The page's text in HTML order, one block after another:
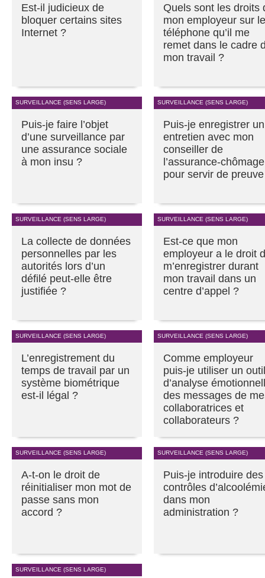
Est-il judicieux de
bloquer certains sites
Internet ?
Quels sont les droits
mon employeur sur le
téléphone qu’il me
remet dans le cadre
mon travail ?
SURVEILLANCE (SENS LARGE)
Puis-je faire l’objet
d’une surveillance par
une assurance sociale
à mon insu ?
SURVEILLANCE (SENS LARGE)
Puis-je enregistrer un
entretien avec mon
conseiller de
l’assurance-chômage
pour servir de
SURVEILLANCE (SENS LARGE)
La collecte de données
personnelles par les
autorités lors d’un
défilé peut-elle être
justifiée ?
SURVEILLANCE (SENS LARGE)
Est-ce que mon
employeur a le droit
m’enregistrer durant
mon travail dans un
centre d’appel ?
SURVEILLANCE (SENS LARGE)
L’enregistrement du
temps de travail par un
système biométrique
est-il légal ?
SURVEILLANCE (SENS LARGE)
Comme employeur
puis-je utiliser un outil
d’analyse
des messages de
collaboratrices et
collaborateurs ?
SURVEILLANCE (SENS LARGE)
A-t-on le droit de
réinitialiser mon mot de
passe sans mon
accord ?
SURVEILLANCE (SENS LARGE)
Puis-je introduire des
contrôles
dans mon
administration ?
SURVEILLANCE (SENS LARGE)